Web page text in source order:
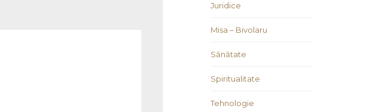
Juridice
Misa – Bivolaru
Sănătate
Spiritualitate
Tehnologie